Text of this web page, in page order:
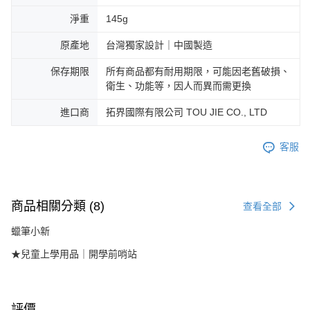
淨重 145g
原產地 台灣獨家設計｜中國製造
保存期限
所有商品都有耐用期限，可能因老舊破損、
衛生、功能等，因人而異而需更換
進口商 拓界國際有限公司 TOU JIE CO., LTD
客服
商品相關分類 (8) 查看全部
蠟筆小新
★兒童上學用品｜開學前哨站